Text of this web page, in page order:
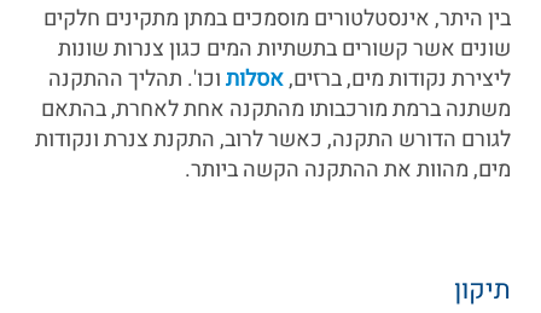
בין היתר, אינסטלטורים מוסמכים במתן מתקינים חלקים
שונים אשר קשורים בתשתיות המים כגון צנרות שונות
ליצירת נקודות מים, ברזים,אסלותוכו'. תהליך ההתקנה
משתנה ברמת מורכבותו מהתקנה אחת לאחרת, בהתאם
לגורם הדורש התקנה, כאשר לרוב, התקנת צנרת ונקודות
מים, מהוות את ההתקנה הקשה ביותר.
תיקון